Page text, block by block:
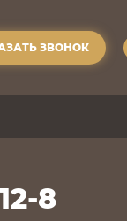
ЗВОНОК
8